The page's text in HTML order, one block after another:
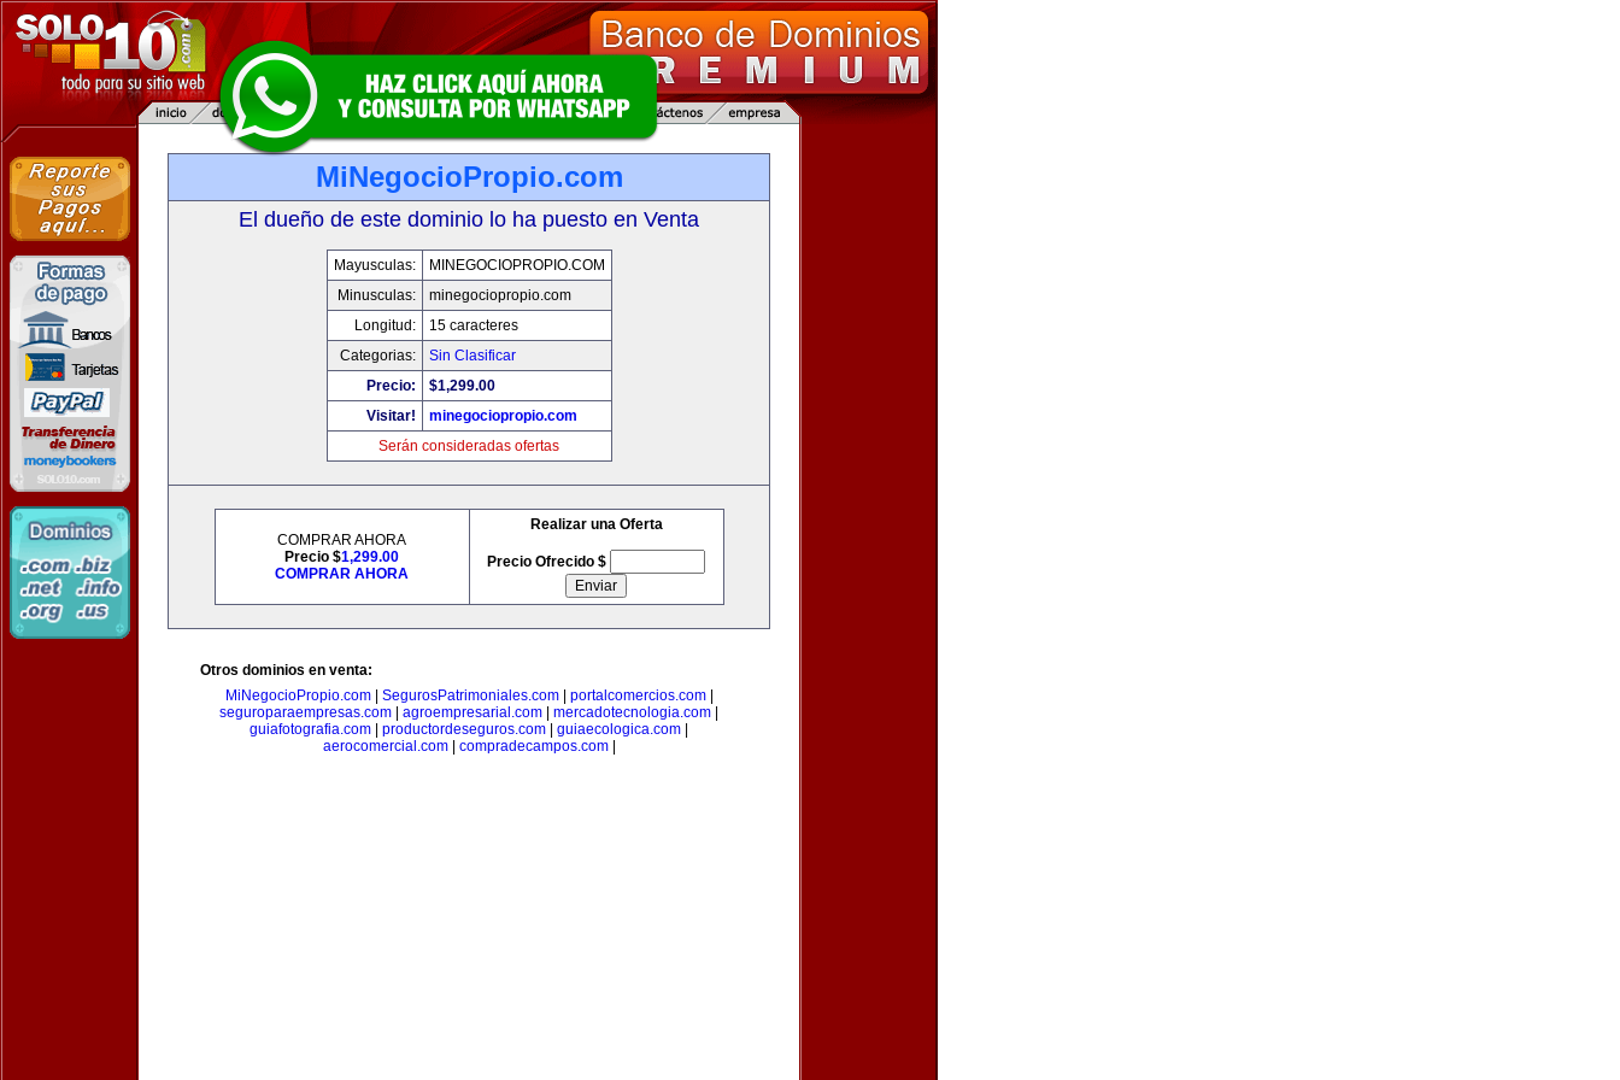
MiNegocioPropio.com
El dueño de este dominio lo ha puesto en Venta
Mayusculas:
MINEGOCIOPROPIO.COM
Minusculas:
minegociopropio.com
Longitud:
15 caracteres
Categorias:
Sin Clasificar
Precio:
$1,299.00
Visitar!
minegociopropio.com
Serán consideradas ofertas
COMPRAR AHORA
Precio $1,299.00
COMPRAR AHORA
Realizar una Oferta
Precio Ofrecido $
Otros dominios en venta:
MiNegocioPropio.com| SegurosPatrimoniales.com| portalcomercios.com|
seguroparaempresas.com
agroempresarial.com mercadotecnologia.com
guiafotografia.com
productordeseguros.com guiaecologica.com
aerocomercial.com| compradecampos.com|